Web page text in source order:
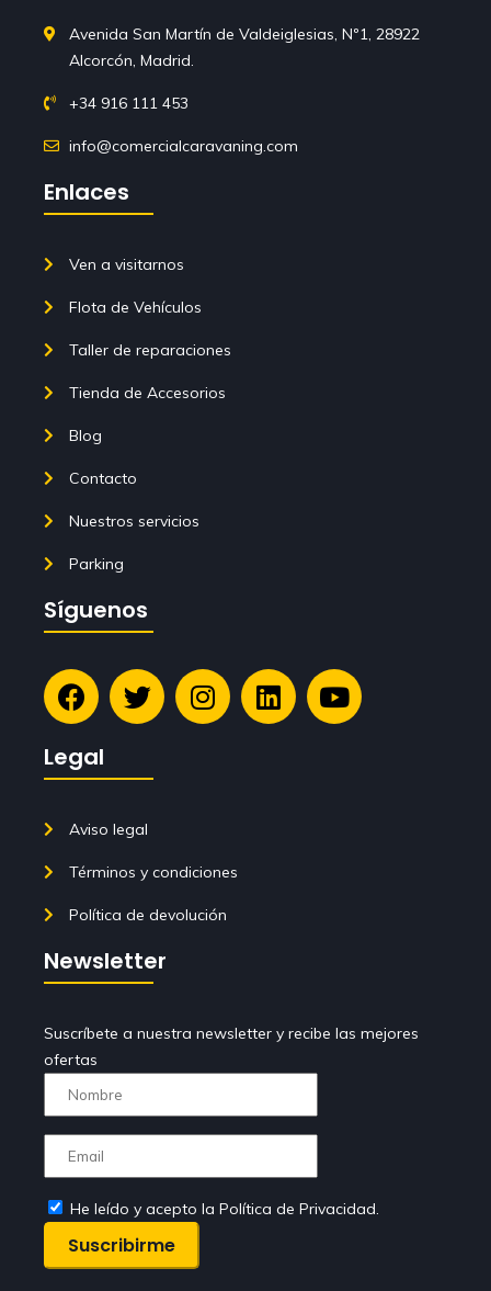
Avenida San Martín de Valdeiglesias, Nº1, 28922
Alcorcón, Madrid.
+34 916 111 453
info@comercialcaravaning.com
Enlaces
Ven a visitarnos
Flota de Vehículos
Taller de reparaciones
Tienda de Accesorios
Blog
Contacto
Nuestros servicios
Parking
Síguenos
Legal
Aviso legal
Términos y condiciones
Política de devolución
Newsletter
Suscríbete a nuestra newsletter y recibe las mejores
ofertas
He leído y acepto la Política de Privacidad.